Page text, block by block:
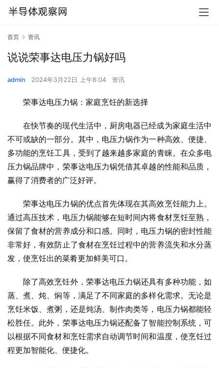
首页 资讯
说说荣事达电压力锅好吗
admin 2024年3月22日 上午8:04 资讯
荣事达电压力锅：家庭烹饪的新选择
在快节奏的现代生活中，厨房电器已经成为家庭生活中
不可或缺的一部分。其中，电压力锅作为一种高效、便捷、
多功能的烹饪工具，受到了越来越多家庭的青睐。在众多电
压力锅品牌中，荣事达电压力锅凭借其卓越的性能和品质，
赢得了消费者的广泛好评。
荣事达电压力锅的优点首先体现在其高效烹饪能力上。
通过高压技术，电压力锅能够在短时间内将食材烹饪至熟，
保留了食材的营养成分和口感。同时，电压力锅的密封性能
非常好，有效防止了食材在烹饪过程中的营养流失和水分蒸
发，使烹饪出的菜肴更加鲜美可口。
除了高效烹饪外，荣事达电压力锅还具有多种功能，如
蒸、煮、炖、焖等，满足了不同家庭的多样化需求。无论是
烹饪米饭、煮粥，还是炖汤、制作肉类等，电压力锅都能轻
松胜任。此外，荣事达电压力锅还配备了智能控制系统，可
以根据不同食材和烹饪需求自动调节时间和温度，使烹饪过
程更加智能化、便捷化。